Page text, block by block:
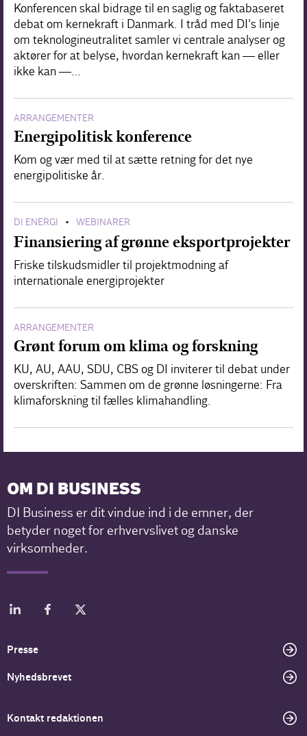
Konferencen skal bidrage til en saglig og faktabaseret
debat om kernekraft i Danmark. I tråd med DI's linje
om teknologineutralitet samler vi centrale analyser og
aktører for at belyse, hvordan kernekraft kan — eller
ikke kan —…
ARRANGEMENTER
Energipolitisk konference
Kom og vær med til at sætte retning for det nye
energipolitiske år.
DI ENERGI • WEBINARER
Finansiering af grønne eksportprojekter
Friske tilskudsmidler til projektmodning af
internationale energiprojekter
ARRANGEMENTER
Grønt forum om klima og forskning
KU, AU, AAU, SDU, CBS og DI inviterer til debat under
overskriften: Sammen om de grønne løsningerne: Fra
klimaforskning til fælles klimahandling.
OM DI BUSINESS
DI Business er dit vindue ind i de emner, der
betyder noget for erhvervslivet og danske
virksomheder.
Presse
Nyhedsbrevet
Kontakt redaktionen